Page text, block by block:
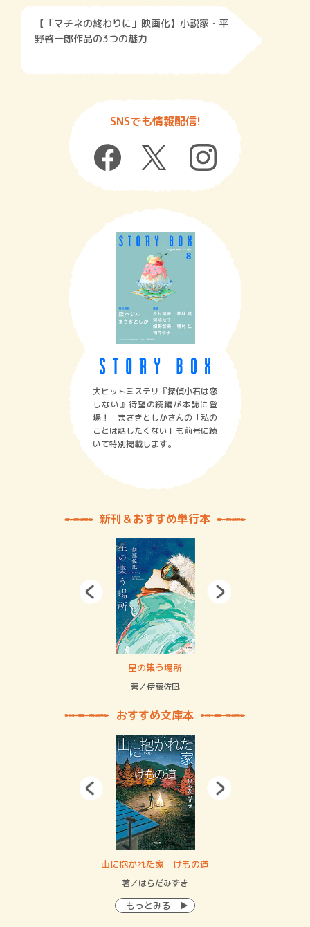
【「マチネの終わりに」映画化】小説家・平
野啓一郎作品の3つの魅力
SNSでも情報配信!
大ヒットミステリ『探偵小石は恋
しない』待望の続編が本誌に登
場！ まさきとしかさんの「私の
ことは話したくない」も前号に続
いて特別掲載します。
新刊＆おすすめ単行本
星の集う場所
著／伊藤佐凪
おすすめ文庫本
山に抱かれた家 けもの道
著／はらだみずき
もっとみる